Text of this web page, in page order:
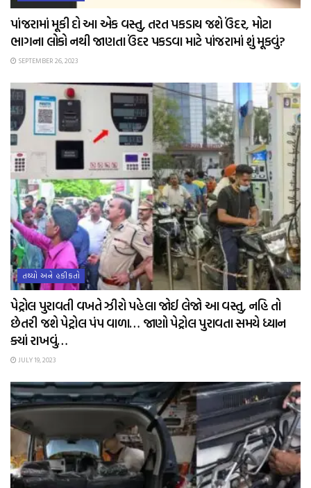
પાંજરામાં મૂકી દો આ એક વસ્તુ, તરત પકડાય જશે ઉંદર, મોટા
ભાગના લોકો નથી જાણતા ઉંદર પકડવા માટે પાંજરામાં શું મૂકવું?
SEPTEMBER 26, 2023
તથ્યો અને હકીકતો
પેટ્રોલ પુરાવતી વખતે ઝીરો પહેલા જોઈ લેજો આ વસ્તુ, નહિ તો
છેતરી જશે પેટ્રોલ પંપ વાળા… જાણો પેટ્રોલ પુરાવતા સમયે ધ્યાન
ક્યાં રાખવું…
JULY 19, 2023